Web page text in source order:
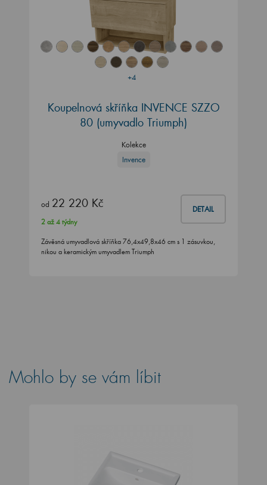
+4
Koupelnová skříňka INVENCE SZZO
80 (umyvadlo Triumph)
Kolekce
Invence
od 22 220 Kč DETAIL
2 až 4 týdny
Závěsná umyvadlová skříňka 76,4x49,8x46 cm s 1 zásuvkou,
nikou a keramickým umyvadlem Triumph
Mohlo by se vám líbit